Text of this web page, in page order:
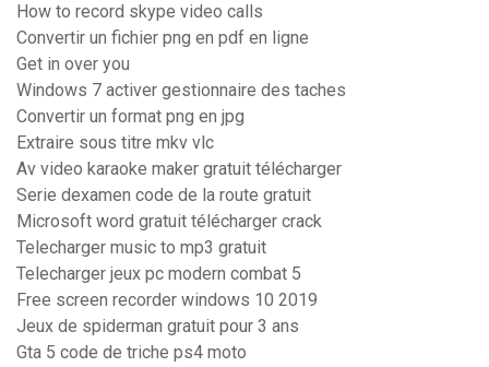
How to record skype video calls
Convertir un fichier png en pdf en ligne
Get in over you
Windows 7 activer gestionnaire des taches
Convertir un format png en jpg
Extraire sous titre mkv vlc
Av video karaoke maker gratuit télécharger
Serie dexamen code de la route gratuit
Microsoft word gratuit télécharger crack
Telecharger music to mp3 gratuit
Telecharger jeux pc modern combat 5
Free screen recorder windows 10 2019
Jeux de spiderman gratuit pour 3 ans
Gta 5 code de triche ps4 moto